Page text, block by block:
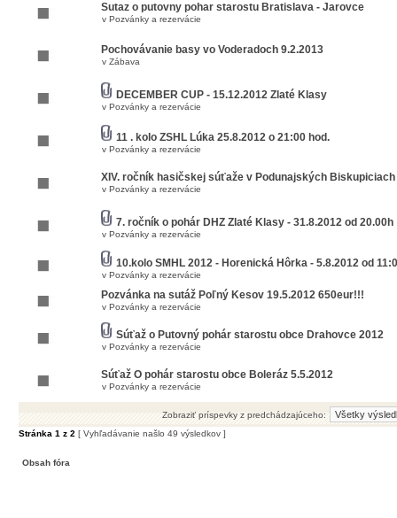
Sutaz o putovny pohar starostu Bratislava - Jarovce
v Pozvánky a rezervácie
Pochovávanie basy vo Voderadoch 9.2.2013
v Zábava
DECEMBER CUP - 15.12.2012 Zlaté Klasy
v Pozvánky a rezervácie
11 . kolo ZSHL Lúka 25.8.2012 o 21:00 hod.
v Pozvánky a rezervácie
XIV. ročník hasičskej súťaže v Podunajských Biskupiciach
v Pozvánky a rezervácie
7. ročník o pohár DHZ Zlaté Klasy - 31.8.2012 od 20.00h
v Pozvánky a rezervácie
10.kolo SMHL 2012 - Horenická Hôrka - 5.8.2012 od
v Pozvánky a rezervácie
Pozvánka na sutáž Poľný Kesov 19.5.2012 650eur!!!
v Pozvánky a rezervácie
Súťaž o Putovný pohár starostu obce Drahovce 2012
v Pozvánky a rezervácie
Súťaž O pohár starostu obce Boleráz 5.5.2012
v Pozvánky a rezervácie
Zobraziť príspevky z predchádzajúceho:
Stránka 1 z 2 [ Vyhľadávanie našlo 49 výsledkov ]
Obsah fóra